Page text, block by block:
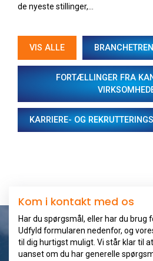
de nyeste stillinger,...
VIS ALLE
FORTÆLLINGER FRA
KARRIERE- OG
Kom i kontakt med os
Har du spørgsmål, eller har du brug
Udfyld formularen nedenfor, og
til dig hurtigst muligt. Vi står klar til
uanset om du har generelle